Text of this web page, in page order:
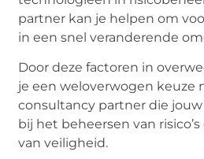
partner kan je helpen om
in een snel veranderende
Door deze factoren in
je een weloverwogen keuze
consultancy partner die
bij het beheersen van
van veiligheid.